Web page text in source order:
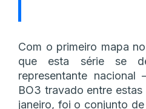
Com o primeiro mapa
que esta série se
representante
BO3 travado entre
janeiro, foi o conjunto